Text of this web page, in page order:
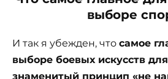
выборе
И так я убежден, что самое
выборе боевых искусств
знаменитый принцип «не